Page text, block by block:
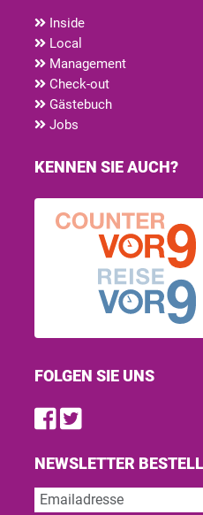
Inside
Local
Management
Check-out
Gästebuch
Jobs
KENNEN SIE AUCH?
FOLGEN SIE UNS
Find us on
Follow us
NEWSLETTER